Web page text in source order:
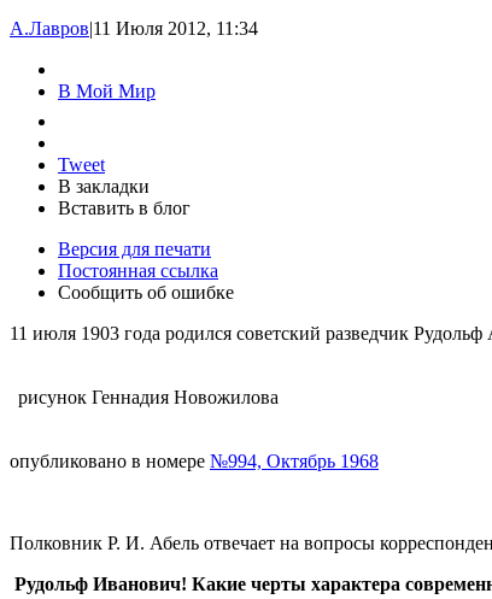
А.Лавров|11 Июля 2012, 11:34
В Мой Мир
Tweet
В закладки
Вставить в блог
Версия для печати
Постоянная ссылка
Сообщить об ошибке
11 июля 1903 года родился советский разведчик
рисунок Геннадия Новожилова
опубликовано в номере №994, Октябрь 1968
Полковник Р. И. Абель отвечает на вопросы
Рудольф Иванович! Какие черты характера